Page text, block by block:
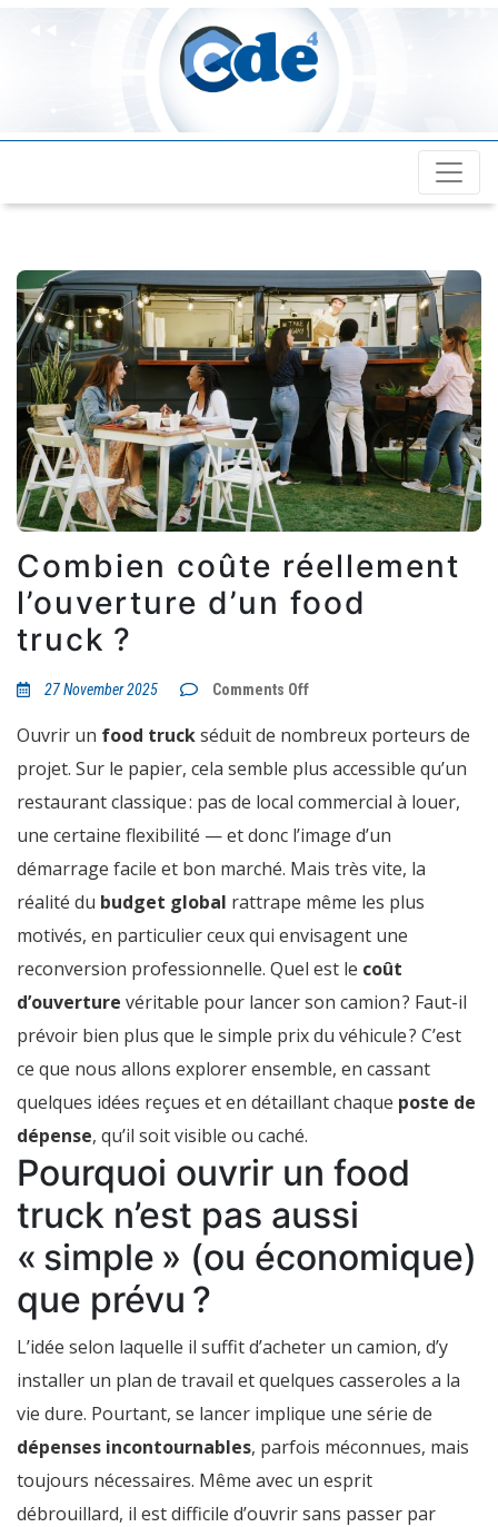
Cde4.com
Combien coûte réellement
l’ouverture d’un food
truck ?
27 November 2025 Comments Offon
réellement
d’un
truck ?
Ouvrir un food truckséduit de nombreux porteurs de
projet. Sur le papier, cela semble plus accessible qu’un
restaurant classique : pas de local commercial à louer,
une certaine flexibilité — et donc l’image d’un
démarrage facile et bon marché. Mais très vite, la
réalité du budget global rattrape même les plus
motivés, en particulier ceux qui envisagent une
reconversion professionnelle. Quel est le coût
d’ouverture véritable pour lancer son camion ? Faut-il
prévoir bien plus que le simple prix du véhicule ? C’est
ce que nous allons explorer ensemble, en cassant
quelques idées reçues et en détaillant chaque poste de
dépense, qu’il soit visible ou caché.
Pourquoi ouvrir un food
truck n’est pas aussi
« simple » (ou économique)
que prévu ?
L’idée selon laquelle il suffit d’acheter un camion, d’y
installer un plan de travail et quelques casseroles a la
vie dure. Pourtant, se lancer implique une série de
dépenses incontournables, parfois méconnues, mais
toujours nécessaires. Même avec un esprit
débrouillard, il est difficile d’ouvrir sans passer par